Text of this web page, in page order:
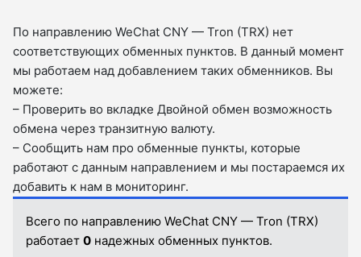
По направлению WeChat CNY — Tron (TRX) нет
соответствующих обменных пунктов. В данный момент
мы работаем над добавлением таких обменников. Вы
можете:
– Проверить во вкладкe Двойной обмен возможность
обмена через транзитную валюту.
– Сообщить нам про обменные пункты, которые
работают с данным направлением и мы постараемся их
добавить к нам в мониторинг.
Всего по направлению WeChat CNY — Tron (TRX)
работает 0 надежных обменных пунктов.